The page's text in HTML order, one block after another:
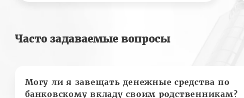
Часто задаваемые вопросы
Могу ли я завещать денежные средства по
банковскому вкладу своим родственникам?